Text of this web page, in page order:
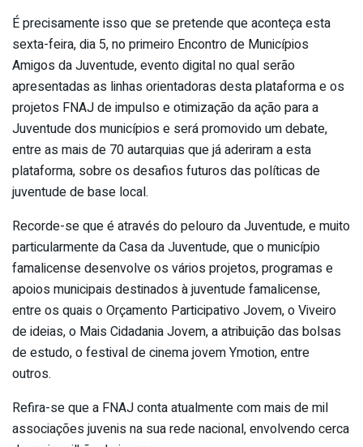
É precisamente isso que se pretende que aconteça esta
sexta-feira, dia 5, no primeiro Encontro de Municípios
Amigos da Juventude, evento digital no qual serão
apresentadas as linhas orientadoras desta plataforma e os
projetos FNAJ de impulso e otimização da ação para a
Juventude dos municípios e será promovido um debate,
entre as mais de 70 autarquias que já aderiram a esta
plataforma, sobre os desafios futuros das políticas de
juventude de base local.
Recorde-se que é através do pelouro da Juventude, e muito
particularmente da Casa da Juventude, que o município
famalicense desenvolve os vários projetos, programas e
apoios municipais destinados à juventude famalicense,
entre os quais o Orçamento Participativo Jovem, o Viveiro
de ideias, o Mais Cidadania Jovem, a atribuição das bolsas
de estudo, o festival de cinema jovem Ymotion, entre
outros.
Refira-se que a FNAJ conta atualmente com mais de mil
associações juvenis na sua rede nacional, envolvendo cerca